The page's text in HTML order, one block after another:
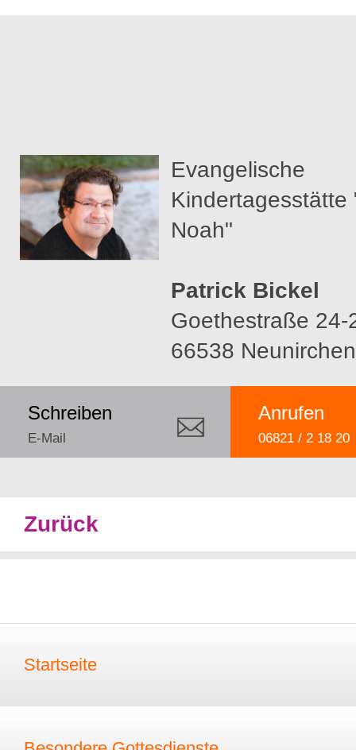
Evangelische
Kindertagesstätte
Noah"
Patrick Bickel
Goethestraße 24-
66538 Neunirchen
Anrufen
06821 / 2 18 20
Schreiben
E-Mail
Zurück
Startseite